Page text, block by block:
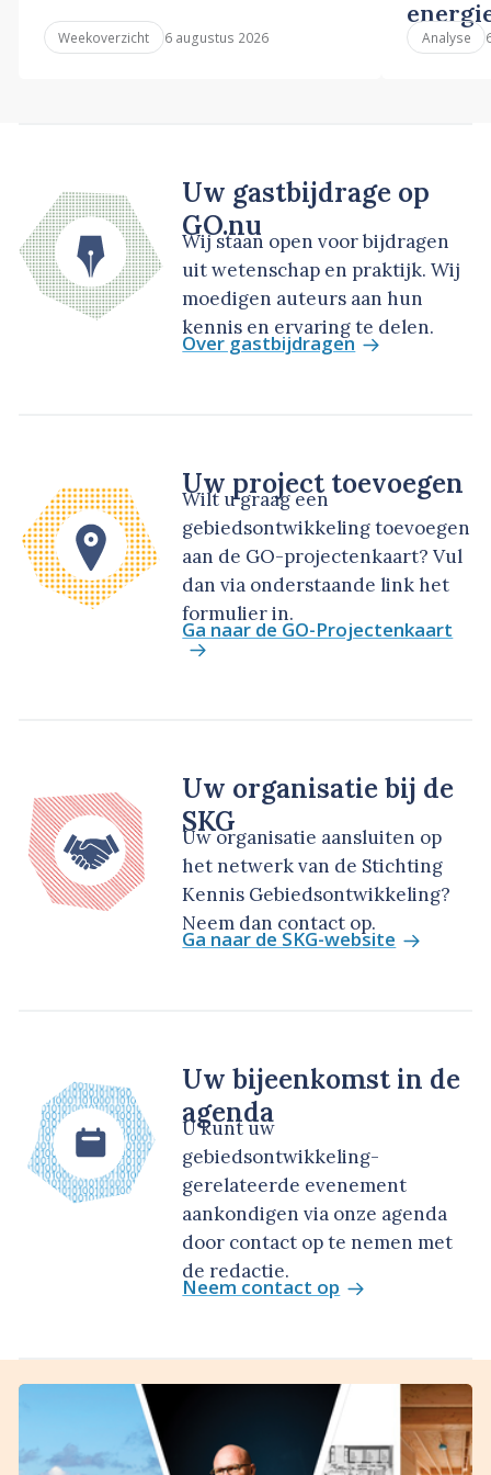
Weekoverzicht 6 augustus 2026 Analyse
Uw gastbijdrage op
GO.nu
Wij staan open voor bijdragen
uit wetenschap en praktijk. Wij
moedigen auteurs aan hun
kennis en ervaring te delen.
Over gastbijdragen
Uw project toevoegen
Wilt u graag een
gebiedsontwikkeling toevoegen
aan de GO-projectenkaart? Vul
dan via onderstaande link het
formulier in.
Ga naar de GO-Projectenkaart
Uw organisatie bij de
SKG
Uw organisatie aansluiten op
het netwerk van de Stichting
Kennis Gebiedsontwikkeling?
Neem dan contact op.
Ga naar de SKG-website
Uw bijeenkomst in de
agenda
U kunt uw
gebiedsontwikkeling-
gerelateerde evenement
aankondigen via onze agenda
door contact op te nemen met
de redactie.
Neem contact op